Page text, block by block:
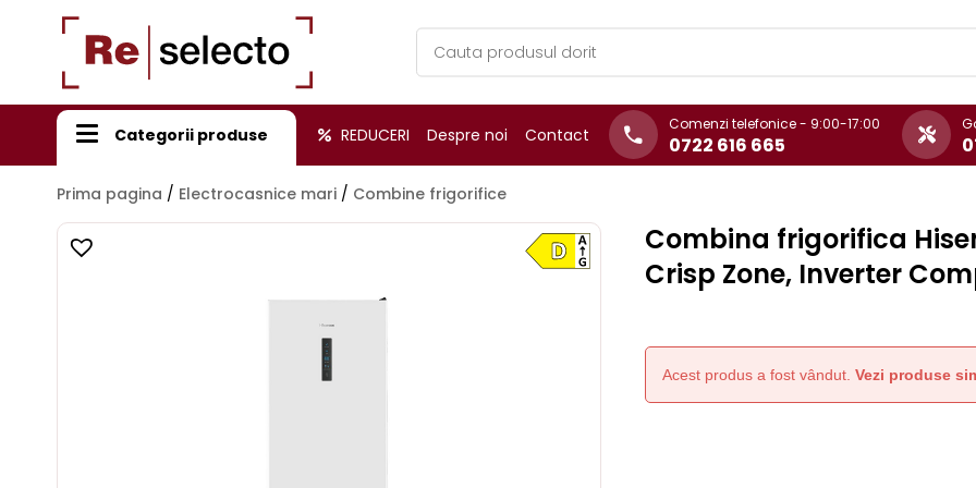
Products
search
Categorii produse REDUCERI Despre noi Contact
Comenzi telefonice - 9:00-17:00
0722 616 665
Prima pagina / Electrocasnice mari / Combine frigorifice
Combina frigorifica
Crisp Zone, Inverter
Acest produs a fost vândut. Vezi produse